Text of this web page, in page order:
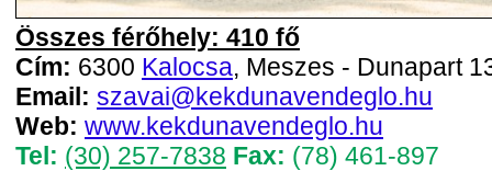
Összes férőhely: 410 fő
Cím: 6300 Kalocsa, Meszes - Dunapart
Email: szavai@kekdunavendeglo.hu
Web: www.kekdunavendeglo.hu
Tel: (30) 257-7838 Fax: (78) 461-897